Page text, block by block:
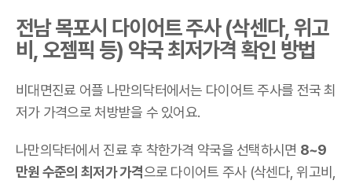
전남 목포시 다이어트 주사 (삭센다, 위고
비, 오젬픽 등) 약국 최저가격 확인 방법
비대면진료 어플 나만의닥터에서는 다이어트 주사를 전국 최
저가 가격으로 처방받을 수 있어요.
나만의닥터에서 진료 후 착한가격 약국을 선택하시면 8~9
만원 수준의 최저가 가격으로 다이어트 주사 (삭센다, 위고비,